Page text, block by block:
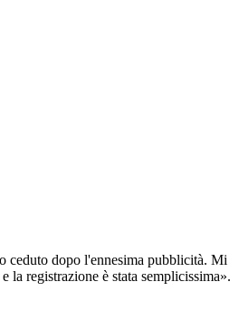
ceduto dopo l'ennesima pubblicità. Mi
la registrazione è stata semplicissima».